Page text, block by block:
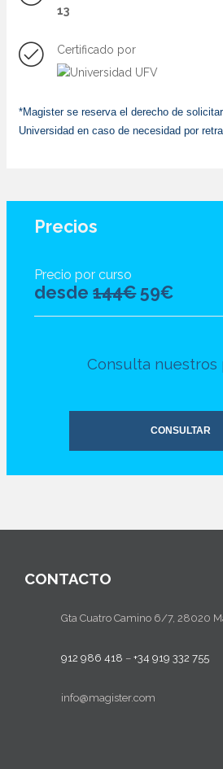
13
Certificado por
*Magister se reserva el derecho de
Universidad en caso de necesidad por
Precios
Precio por curso
desde144€59€
Consulta nuestros
CONSULTAR
CONTACTO
Gta Cuatro Camino 6/7, 28020
912 986 418 – +34 919 332 755
info@magister.com